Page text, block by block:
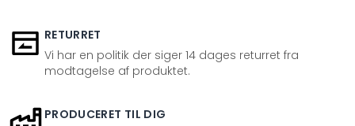
RETURRET
Vi har en politik der siger 14 dages returret fra
modtagelse af produktet.
PRODUCERET TIL DIG